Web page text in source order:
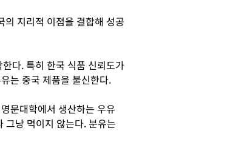
지리적 이점을 결합해 성공
다. 특히 한국 식품 신뢰도가
는 중국 제품을 불신한다.
문대학에서 생산하는 우유
그냥 먹이지 않는다. 분유는